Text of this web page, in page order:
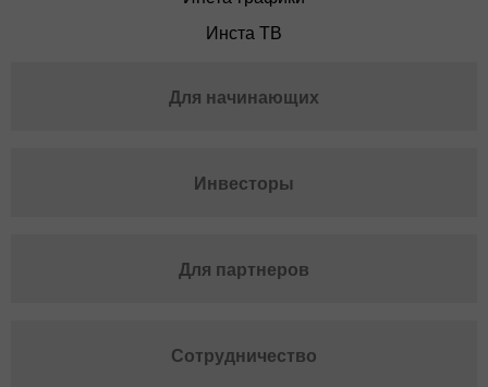
Инста ТВ
Для начинающих
Инвесторы
Для партнеров
Сотрудничество